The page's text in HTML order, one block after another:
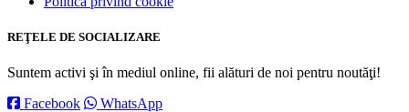
REŢELE DE SOCIALIZARE
Suntem activi şi în mediul online, fii alături de noi pentru noutăţi!
Facebook
WhatsApp